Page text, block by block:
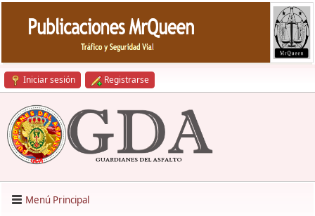
Iniciar sesión Registrarse
Menú Principal